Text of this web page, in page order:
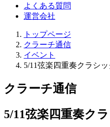
よくある質問
運営会社
トップページ
クラーチ通信
イベント
5/11弦楽四重奏クラシ
クラーチ通信
5/11弦楽四重奏ク